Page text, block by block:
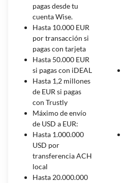
pagas desde tu
cuenta Wise.
Hasta 10.000 EUR
por transacción si
pagas con tarjeta
Hasta 50.000 EUR
si pagas con iDEAL
Hasta 1,2 millones
de EUR si pagas
con Trustly
Máximo de envío
de USD a EUR:
Hasta 1.000.000
USD por
transferencia ACH
local
Hasta 20.000.000